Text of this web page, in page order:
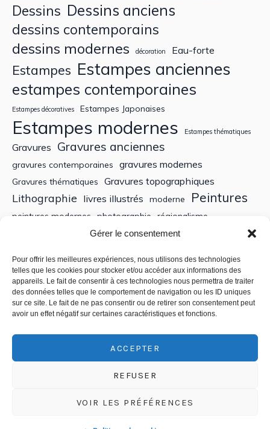
Gérer le consentement
Pour offrir les meilleures expériences, nous utilisons des technologies
telles que les cookies pour stocker et/ou accéder aux informations des
appareils. Le fait de consentir à ces technologies nous permettra de traiter
des données telles que le comportement de navigation ou les ID uniques
sur ce site. Le fait de ne pas consentir ou de retirer son consentement peut
avoir un effet négatif sur certaines caractéristiques et fonctions.
ACCEPTER
REFUSER
VOIR LES PRÉFÉRENCES
Dessins Dessins anciens
dessins contemporains
dessins modernes décoration Eau-forte
Estampes Estampes anciennes
estampes contemporaines
Estampes décoratives Estampes Japonaises
Estampes modernes Estampes thématiques
Gravures Gravures anciennes
gravures contemporaines gravures modernes
Gravures thématiques Gravures topographiques
Lithographie livres illustrés moderne Peintures
peintures modernes photographie régionalisme
Tableaux anciens XIXe siècle
Recherche